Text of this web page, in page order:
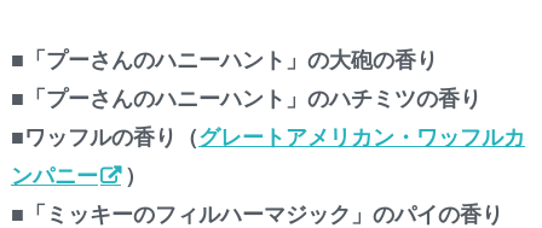
■「プーさんのハニーハント」の大砲の香り
■「プーさんのハニーハント」のハチミツの香り
■ワッフルの香り（グレートアメリカン・ワッフルカ
ンパニー
）
■「ミッキーのフィルハーマジック」のパイの香り